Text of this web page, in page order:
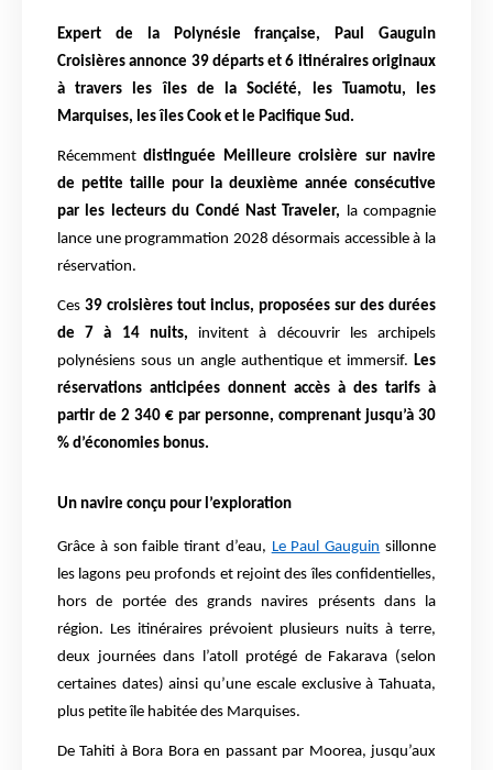
Expert de la Polynésie française, Paul Gauguin
Croisières annonce 39 départs et 6 itinéraires originaux
à travers les îles de la Société, les Tuamotu, les
Marquises, les îles Cook et le Pacifique Sud.
Récemmentdistinguée Meilleure croisière sur navire
de petite taille pour la deuxième année consécutive
par les lecteurs du Condé Nast Traveler, la compagnie
lance une programmation 2028 désormais accessible à la
réservation.
Ces 39 croisières tout inclus, proposées sur des durées
de 7 à 14 nuits, invitent à découvrir les archipels
polynésiens sous un angle authentique et immersif. Les
réservations anticipées donnent accès à des tarifs à
partir de 2 340 € par personne, comprenant jusqu’à 30
% d’économies bonus.
Un navire conçu pour l’exploration
Grâce à son faible tirant d’eau, Le Paul Gauguin sillonne
les lagons peu profonds et rejoint des îles confidentielles,
hors de portée des grands navires présents dans la
région. Les itinéraires prévoient plusieurs nuits à terre,
deux journées dans l’atoll protégé de Fakarava (selon
certaines dates) ainsi qu’une escale exclusive à Tahuata,
plus petite île habitée des Marquises.
De Tahiti à Bora Bora en passant par Moorea, jusqu’aux